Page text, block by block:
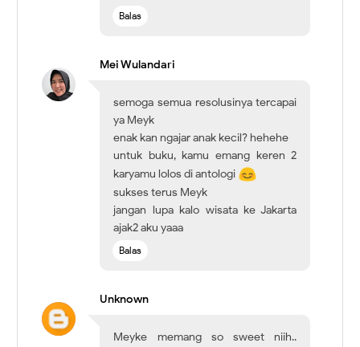
Balas
Mei Wulandari
semoga semua resolusinya tercapai
ya Meyk
enak kan ngajar anak kecil? hehehe
untuk buku, kamu emang keren 2
karyamu lolos di antologi
sukses terus Meyk
jangan lupa kalo wisata ke Jakarta
ajak2 aku yaaa
Balas
Unknown
Meyke memang so sweet niih..